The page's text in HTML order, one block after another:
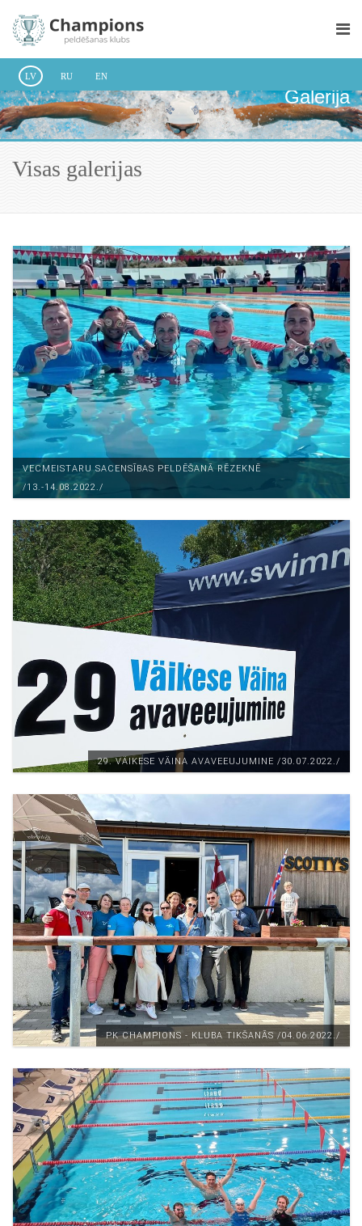
LV RU EN
Galerija
Visas galerijas
VECMEISTARU SACENSĪBAS PELDĒŠANĀ RĒZEKNĒ
/13.-14.08.2022./
29. VÄIKESE VÄINA AVAVEEUJUMINE /30.07.2022./
PK CHAMPIONS - KLUBA TIKŠANĀS /04.06.2022./